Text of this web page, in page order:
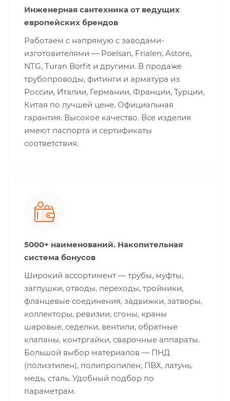
Инженерная сантехника от ведущих
европейских брендов
Работаем с напрямую с заводами-
изготовителями — Poelsan, Frialen, Astore,
NTG, Turan Borfit и другими. В продаже
трубопроводы, фитинги и арматура из
России, Италии, Германии, Франции, Турции,
Китая по лучшей цене. Официальная
гарантия. Высокое качество. Все изделия
имеют паспорта и сертификаты
соответствия.
5000+ наименований. Накопительная
система бонусов
Широкий ассортимент — трубы, муфты,
заглушки, отводы, переходы, тройники,
фланцевые соединения, задвижки, затворы,
коллекторы, ревизии, сгоны, краны
шаровые, седелки, вентили, обратные
клапаны, контргайки, сварочные аппараты.
Большой выбор материалов — ПНД
(полиэтилен), полипропилен, ПВХ, латунь,
медь, сталь. Удобный подбор по
параметрам.